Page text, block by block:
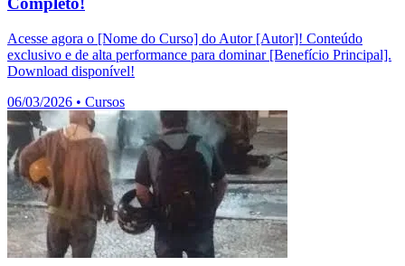
Acesse agora o [Nome do Curso] do Autor [Autor]! Conteúdo
exclusivo e de alta performance para dominar [Benefício Principal].
Download disponível!
06/03/2026 • Cursos